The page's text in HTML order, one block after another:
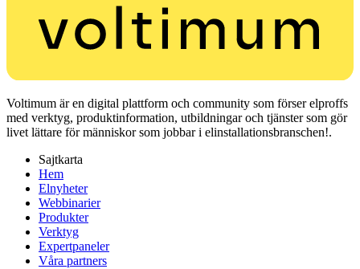
Voltimum är en digital plattform och community som förser elproffs
med verktyg, produktinformation, utbildningar och tjänster som gör
livet lättare för människor som jobbar i elinstallationsbranschen!.
Sajtkarta
Hem
Elnyheter
Webbinarier
Produkter
Verktyg
Expertpaneler
Våra partners